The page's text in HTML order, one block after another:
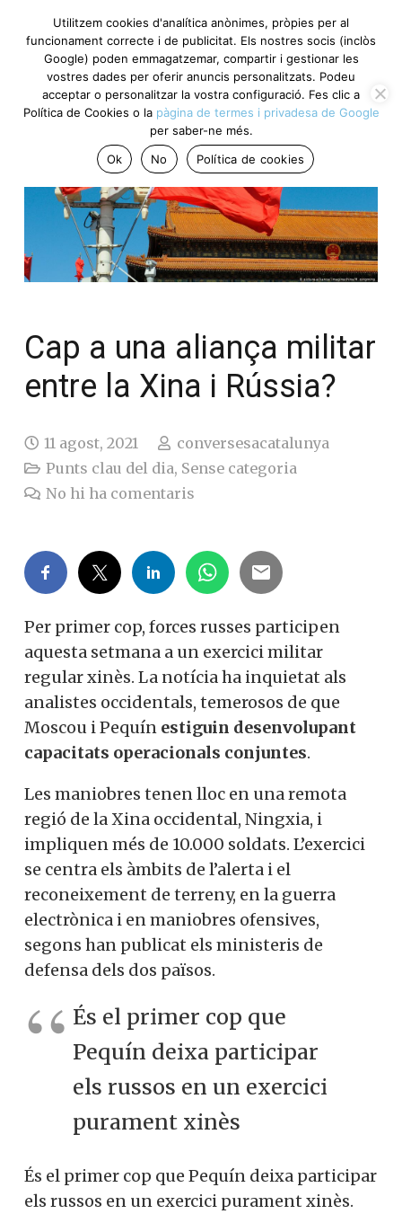
Cap a una aliança militar
entre la Xina i Rússia?
11 agost, 2021
conversesacatalunya
Punts clau del dia, Sense categoria
No hi ha comentaris
Per primer cop, forces russes participen
aquesta setmana a un exercici militar
regular xinès. La notícia ha inquietat als
analistes occidentals, temerosos de que
Moscou i Pequín estiguin desenvolupant
capacitats operacionals conjuntes.
Les maniobres tenen lloc en una remota
regió de la Xina occidental, Ningxia, i
impliquen més de 10.000 soldats. L’exercici
se centra els àmbits de l’alerta i el
reconeixement de terreny, en la guerra
electrònica i en maniobres ofensives,
segons han publicat els ministeris de
defensa dels dos països.
És el primer cop que
Pequín deixa participar
els russos en un exercici
purament xinès
És el primer cop que Pequín deixa participar
els russos en un exercici purament xinès.
Utilitzem cookies d'analítica anònimes, pròpies per al
funcionament correcte i de publicitat. Els nostres socis (inclòs
Google) poden emmagatzemar, compartir i gestionar les
vostres dades per oferir anuncis personalitzats. Podeu
acceptar o personalitzar la vostra configuració. Fes clic a
Política de Cookies o la pàgina de termes i privadesa de Google
per saber-ne més.
Ok
No Política de cookies